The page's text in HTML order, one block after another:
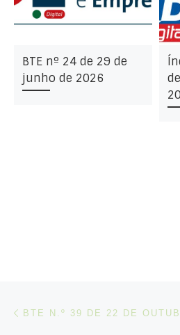
BTE nº 24 de 29 de
junho de 2026
Post navigation
BTE N.º 39 DE 22 DE